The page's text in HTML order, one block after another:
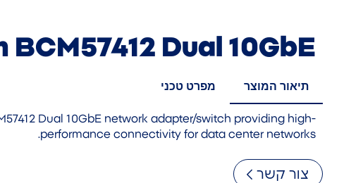
BCM57412 Dual 10GbE
תיאור המוצר מפרט טכני
Dual 10GbE network adapter/switch providing high-
performance connectivity for data center networks.
צור קשר